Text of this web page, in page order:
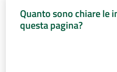
Quanto sono chiare le
questa pagina?